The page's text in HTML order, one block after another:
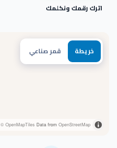
خريطة قمر صناعي
© OpenMapTiles Data from OpenStreetMap
اترك رقمك ونكلمك